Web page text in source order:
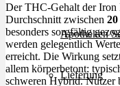
Apotheken
Lieferung
Der THC-Gehalt der Iron
Durchschnitt zwischen
besonders sorgfältig
werden gelegentlich
erreicht. Die Wirkung
allem körperbetont:
schweren Hybrid. Nutzer